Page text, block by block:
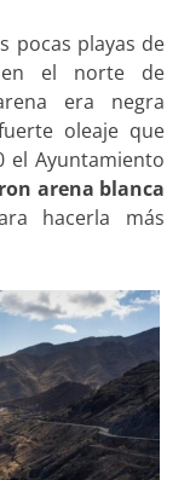
pocas playas de
en el norte de
era negra
oleaje que
el Ayuntamiento
arena blanca
hacerla más